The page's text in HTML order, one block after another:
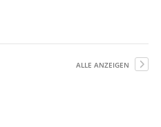
ALLE ANZEIGEN